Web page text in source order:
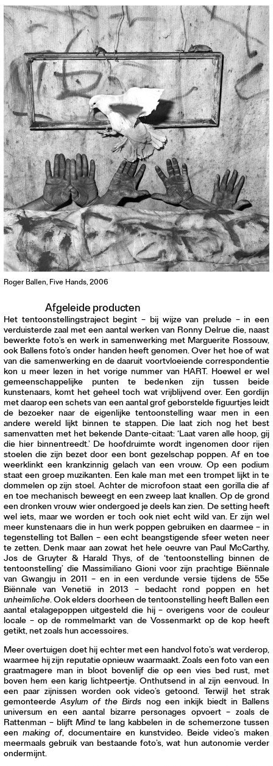
Roger Ballen, Five Hands, 2006
Afgeleide producten
Het tentoonstellingstraject begint – bij wijze van prelude – in een
verduisterde zaal met een aantal werken van Ronny Delrue die, naast
bewerkte foto’s en werk in samenwerking met Marguerite Rossouw,
ook Ballens foto’s onder handen heeft genomen. Over het hoe of wat
van die samenwerking en de daaruit voortvloeiende correspondentie
kon u meer lezen in het vorige nummer van HART. Hoewel er wel
gemeenschappelijke punten te bedenken zijn tussen beide
kunstenaars, komt het geheel toch wat vrijblijvend over. Een gordijn
met daarop een schets van een aantal grof geborstelde figuurtjes leidt
de bezoeker naar de eigenlijke tentoonstelling waar men in een
andere wereld lijkt binnen te stappen. Die laat zich nog het best
samenvatten met het bekende Dante-citaat: ‘Laat varen alle hoop, gij
die hier binnentreedt.’ De hoofdruimte wordt ingenomen door rijen
stoelen die zijn bezet door een bont gezelschap poppen. Af en toe
weerklinkt een krankzinnig gelach van een vrouw. Op een podium
staat een groep muzikanten. Een kale man met een trompet lijkt in te
dommelen op zijn stoel. Achter de microfoon staat een gorilla die af
en toe mechanisch beweegt en een zweep laat knallen. Op de grond
een dronken vrouw wier ondergoed je deels kan zien. De setting heeft
wel iets, maar we worden er toch ook niet echt wild van. Er zijn wel
meer kunstenaars die in hun werk poppen gebruiken en daarmee – in
tegenstelling tot Ballen – een echt beangstigende sfeer weten neer
te zetten. Denk maar aan zowat het hele oeuvre van Paul McCarthy,
Jos de Gruyter & Harald Thys, of de ‘tentoonstelling binnen de
tentoonstelling’ die Massimiliano Gioni voor zijn prachtige Biënnale
van Gwangju in 2011 – en in een verdunde versie tijdens de 55e
Biënnale van Venetië in 2013 – bedacht rond poppen en het
unheimliche. Ook elders doorheen de tentoonstelling heeft Ballen een
aantal etalagepoppen uitgesteld die hij – overigens voor de couleur
locale – op de rommelmarkt van de Vossenmarkt op de kop heeft
getikt, net zoals hun accessoires.
Meer overtuigen doet hij echter met een handvol foto’s wat verderop,
waarmee hij zijn reputatie opnieuw waarmaakt. Zoals een foto van een
graatmagere man in bloot bovenlijf die op een vies bed rust, met
boven hem een karig lichtpeertje. Onthutsend in al zijn eenvoud. In
een paar zijnissen worden ook video’s getoond. Terwijl het strak
gemonteerdeAsylum of the Birds nog een inkijk biedt in Ballens
universum en een aantal bizarre personages opvoert – zoals de
Rattenman – blijft Mindte lang kabbelen in de schemerzone tussen
een making of, documentaire en kunstvideo. Beide video’s maken
meermaals gebruik van bestaande foto’s, wat hun autonomie verder
ondermijnt.